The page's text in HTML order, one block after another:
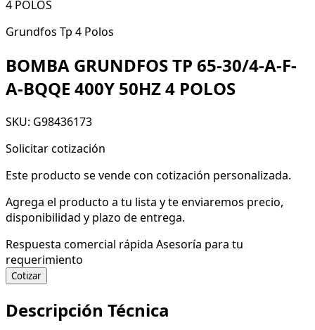
Grundfos Tp 4 Polos
BOMBA GRUNDFOS TP 65-30/4-A-F-
A-BQQE 400Y 50HZ 4 POLOS
SKU: G98436173
Solicitar cotización
Este producto se vende con cotización personalizada.
Agrega el producto a tu lista y te enviaremos precio,
disponibilidad y plazo de entrega.
Respuesta comercial rápida Asesoría para tu
requerimiento
Cotizar
Descripción Técnica